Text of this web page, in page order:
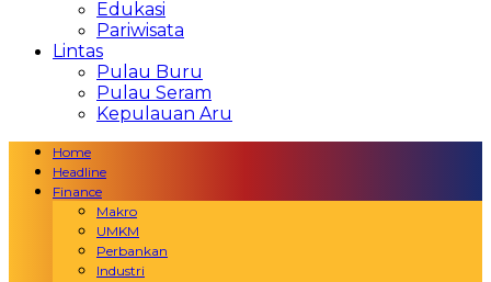
Edukasi
Pariwisata
Lintas
Pulau Buru
Pulau Seram
Kepulauan Aru
Home
Headline
Finance
Makro
UMKM
Perbankan
Industri